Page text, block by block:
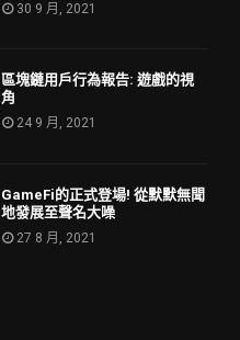
30 9 月, 2021
區塊鏈用戶行為報告: 遊戲的視
角
24 9 月, 2021
GameFi的正式登場! 從默默無聞
地發展至聲名大噪
27 8 月, 2021